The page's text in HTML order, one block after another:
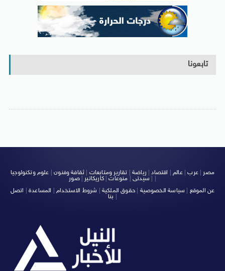
تابعونا
مصر |عرب|عالم| اقتصاد| رياضة تقارير ومتابعات ثقافة وفنون| علوم وتكنولوجيا
سيدتى| منوعات|كاريكاتير |صور
عن الموقع
سياسة الخصوصية حقوق الملكية شروط الاستخدام المساعدة
اتصل
بنا